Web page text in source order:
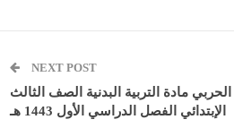
NEXT POST
مادة التربية البدنية الصف الثالث
الإبتدائي الفصل الدراسي الأول 1443 هـ